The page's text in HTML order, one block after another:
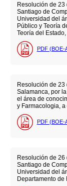
Resolución de
Santiago de
Universidad del
Público y Teoría
Teoría del
PDF (BOE-
Resolución de
Salamanca, por
el área de
y Farmacologia,
PDF (BOE-
Resolución de
Santiago de
Universidad del
Departamento